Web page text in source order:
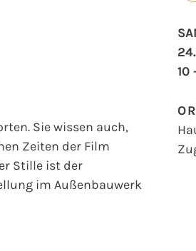
Sie wissen auch,
Zeiten der Film
Stille ist der
im Außenbauwerk
10